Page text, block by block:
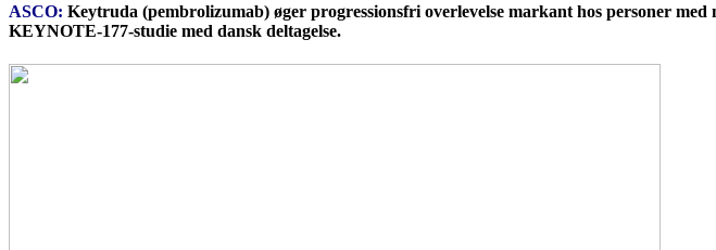
ASCO: Keytruda (pembrolizumab) øger progressionsfri overlevelse markant hos personer
KEYNOTE-177-studie med dansk deltagelse.